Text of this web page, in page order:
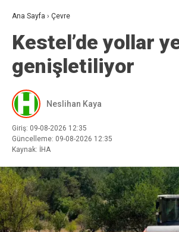
Ana Sayfa › Çevre
Kestel’de yollar
genişletiliyor
Neslihan Kaya
Giriş: 09-08-2026 12:35
Güncelleme: 09-08-2026 12:35
Kaynak: İHA